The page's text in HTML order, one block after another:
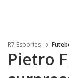
R7 Esportes
Pietro